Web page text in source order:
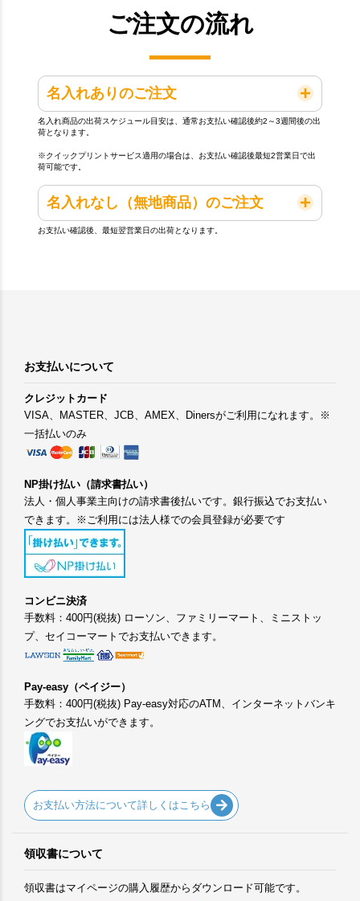
ご注文の流れ
名入れありのご注文
名入れ商品の出荷スケジュール目安は、通常お支払い確認後約2～3週間後の出
荷となります。
※クイックプリントサービス適用の場合は、お支払い確認後最短2営業日で出
荷可能です。
名入れなし（無地商品）のご注文
お支払い確認後、最短翌営業日の出荷となります。
お支払いについて
クレジットカード
VISA、MASTER、JCB、AMEX、Dinersがご利用になれます。※
一括払いのみ
NP掛け払い（請求書払い）
法人・個人事業主向けの請求書後払いです。銀行振込でお支払い
できます。※ご利用には法人様での会員登録が必要です
コンビニ決済
手数料：400円(税抜) ローソン、ファミリーマート、ミニストッ
プ、セイコーマートでお支払いできます。
Pay-easy（ペイジー）
手数料：400円(税抜) Pay-easy対応のATM、インターネットバンキ
ングでお支払いができます。
お支払い方法について詳しくはこちら
領収書について
領収書はマイページの購入履歴からダウンロード可能です。